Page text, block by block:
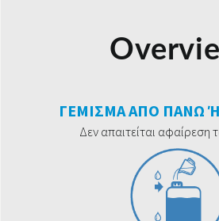
ΓΕΜΙΣΜΑ ΑΠΟ ΠΑΝΩ
Δεν απαιτείται αφαίρεση